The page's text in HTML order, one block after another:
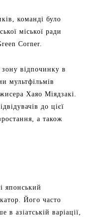
команді було
міської ради
Corner.
відпочинку в
мультфільмів
Хаяо Міядзакі.
до цієї
а також
японський
Його часто
азіатській варіації,